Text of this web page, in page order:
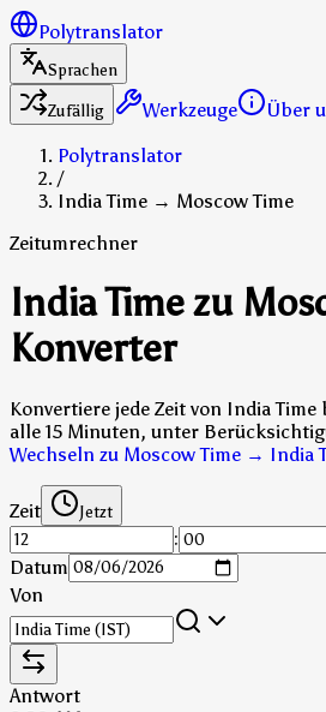
Polytranslator
Sprachen
Zufällig
Werkzeuge
Über
Polytranslator
/
India Time → Moscow Time
Zeitumrechner
India Time zu
Konverter
Konvertiere jede Zeit von India
alle 15 Minuten, unter
Wechseln zu Moscow Time → India
Zeit Jetzt
:
Datum
Von
Antwort